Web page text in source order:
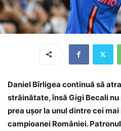
Daniel Bîrligea continuă să
străinătate, însă Gigi Becali
prea ușor la unul dintre cei
campioanei României. Patronul